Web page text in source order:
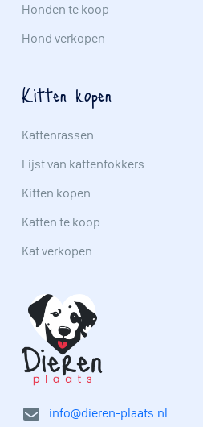
info@dieren-plaats.nl
Honden te koop
Hond verkopen
Kitten kopen
Kattenrassen
Lijst van kattenfokkers
Kitten kopen
Katten te koop
Kat verkopen